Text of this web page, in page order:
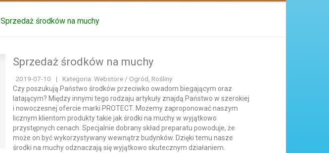
Sprzedaż środków na muchy
Sprzedaż środków na muchy
2019-07-10 |
Kategoria: Webstore / Ogród, Rośliny
Czy poszukują Państwo środków przeciwko owadom biegającym oraz
latającym? Między innymi tego rodzaju artykuły znajdą Państwo w szerokiej
i nowoczesnej ofercie marki PROTECT. Możemy zaproponować naszym
licznym klientom produkty takie jak środki na muchy w wyjątkowo
przystępnych cenach. Specjalnie dobrany skład preparatu powoduje, że
może on być wykorzystywany wewnątrz budynków. Dzięki temu nasze
środki na muchy odznaczają się wyjątkowo skutecznym działaniem.